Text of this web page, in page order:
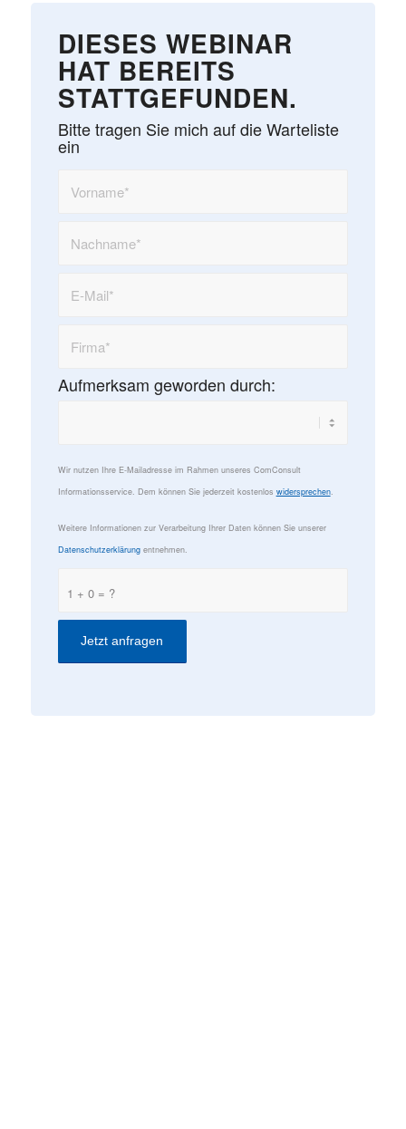
DIESES WEBINAR
HAT BEREITS
STATTGEFUNDEN.
Bitte tragen Sie mich auf die Warteliste
ein
Aufmerksam geworden durch:
Wir nutzen Ihre E-Mailadresse im Rahmen unseres ComConsult
Informationsservice. Dem können Sie jederzeit kostenlos widersprechen.
Weitere Informationen zur Verarbeitung Ihrer Daten können Sie unserer
Datenschutzerklärungentnehmen.
1 + 0 = ?